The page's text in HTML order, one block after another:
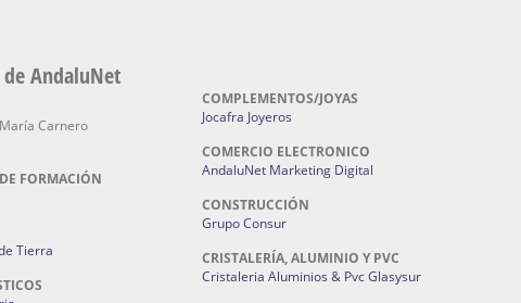
de AndaluNet
Carnero
FORMACIÓN
Tierra
COMPLEMENTOS/JOYAS
Jocafra Joyeros
COMERCIO ELECTRONICO
AndaluNet Marketing Digital
CONSTRUCCIÓN
Grupo Consur
CRISTALERÍA, ALUMINIO Y PVC
Cristaleria Aluminios & Pvc Glasysur